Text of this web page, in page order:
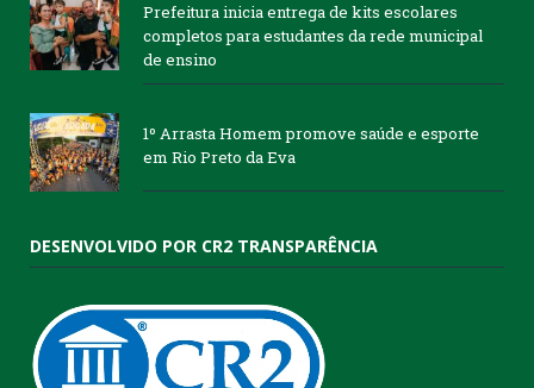
Prefeitura inicia entrega de kits escolares
completos para estudantes da rede municipal
de ensino
1º Arrasta Homem promove saúde e esporte
em Rio Preto da Eva
DESENVOLVIDO POR CR2 TRANSPARÊNCIA